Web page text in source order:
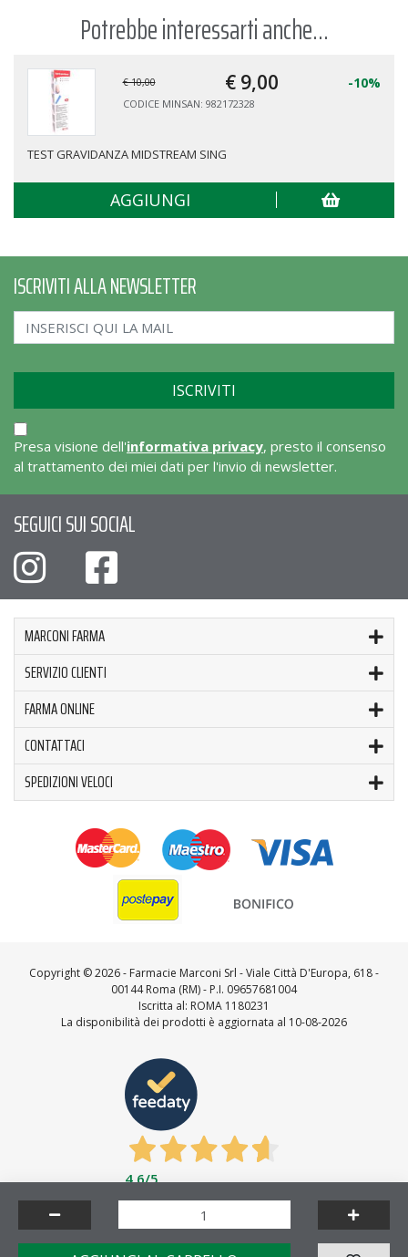
Potrebbe interessarti anche...
€ 10,00 € 9,00 -10%
CODICE MINSAN: 982172328
TEST GRAVIDANZA MIDSTREAM SING
AGGIUNGI
ISCRIVITI ALLA NEWSLETTER
Presa visione dell'informativa privacy, presto il consenso
al trattamento dei miei dati per l'invio di newsletter.
SEGUICI SUI SOCIAL
MARCONI FARMA
SERVIZIO CLIENTI
FARMA ONLINE
CONTATTACI
SPEDIZIONI VELOCI
Copyright ©2026 - Farmacie Marconi Srl - Viale Città D'Europa, 618 -
00144 Roma (RM) - P.I. 09657681004
Iscritta al: ROMA 1180231
La disponibilità dei prodotti è aggiornata al 10-08-2026
4,6/5
Feedaty4.7/5-23727feedbacks